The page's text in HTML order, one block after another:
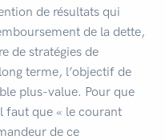
de résultats qui
de la dette,
de stratégies de
terme, l’objectif de
plus-value. Pour que
faut que « le courant
de ce